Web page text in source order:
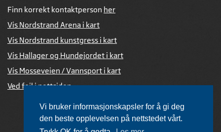
Vi bruker informasjonskapsler for å gi deg
den beste opplevelsen på nettstedet vårt.
Finn korrekt kontaktperson her
Vis Nordstrand Arena i kart
Vis Nordstrand kunstgress i kart
Vis Hallager og Hundejordet i kart
Vis Mosseveien / Vannsport i kart
Ved feil i nettsiden